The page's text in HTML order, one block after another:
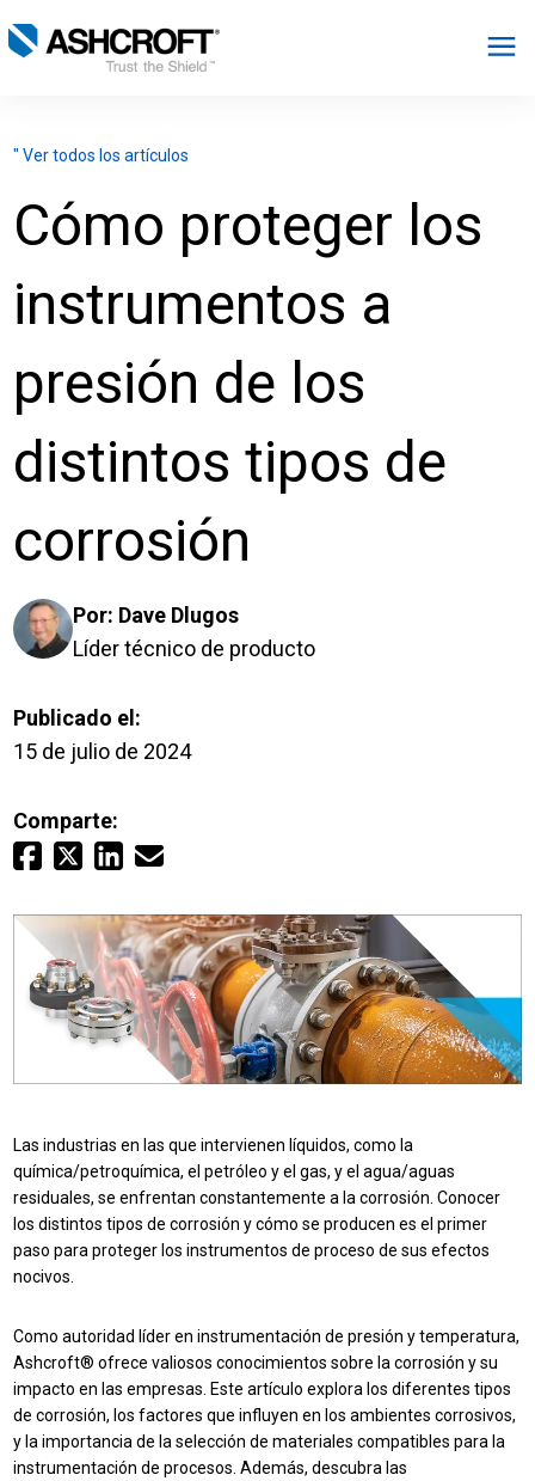
Recursos
Acerca de
Seleccionar región
Inicio de sesión
Carreras profesionales
" Ver todos los artículos
Cómo proteger los
instrumentos a
presión de los
distintos tipos de
corrosión
Por: Dave Dlugos
Líder técnico de producto
Publicado el:
15 de julio de 2024
Comparte:
Las industrias en las que intervienen líquidos, como la
química/petroquímica, el petróleo y el gas, y el agua/aguas
residuales, se enfrentan constantemente a la corrosión. Conocer
los distintos tipos de corrosión y cómo se producen es el primer
paso para proteger los instrumentos de proceso de sus efectos
nocivos.
Como autoridad líder en instrumentación de presión y temperatura,
Ashcroft® ofrece valiosos conocimientos sobre la corrosión y su
impacto en las empresas. Este artículo explora los diferentes tipos
de corrosión, los factores que influyen en los ambientes corrosivos,
y la importancia de la selección de materiales compatibles para la
instrumentación de procesos. Además, descubra las